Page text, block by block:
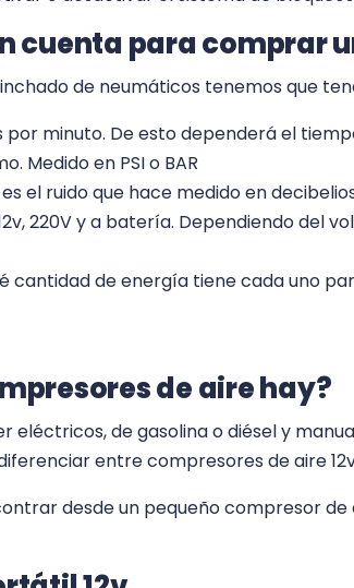
cuenta para comprar
de neumáticos tenemos que
por minuto. De esto dependerá el
Medido en PSI o BAR
el ruido que hace medido en
220V y a batería. Dependiendo del
cantidad de energía tiene cada uno
de aire hay?
eléctricos, de gasolina o diésel y
entre compresores de aire
desde un pequeño compresor